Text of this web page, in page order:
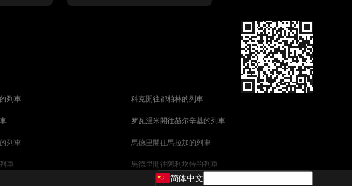
列車 科克開往都柏林的列車
罗瓦涅米開往赫尔辛基的列車
列車 馬德里開往馬拉加的列車
車 馬德里開往阿利坎特的列車
简体中文